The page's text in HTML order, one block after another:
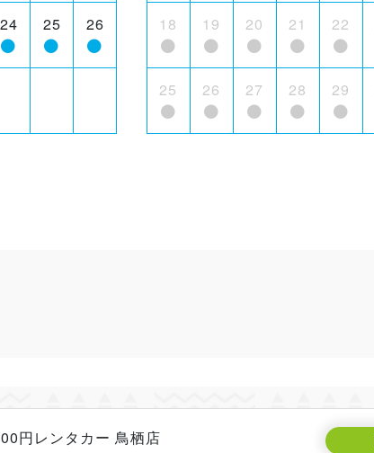
24 25 26 18 19 20 21 22
25 26 27 28 29
円レンタカー 鳥栖店